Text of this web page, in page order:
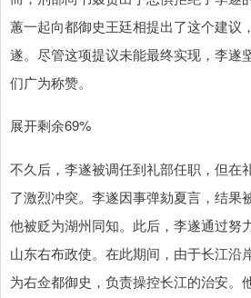
蕙一起向都御史王廷相提出了这个建议
遂。尽管这项提议未能最终实现，李遂
们广为称赞。
展开剩余69%
不久后，李遂被调任到礼部任职，但在
了激烈冲突。李遂因事弹劾夏言，结果
他被贬为湖州同知。此后，李遂通过努
山东右布政使。在此期间，由于长江沿
为右佥都御史，负责操控长江的治安。